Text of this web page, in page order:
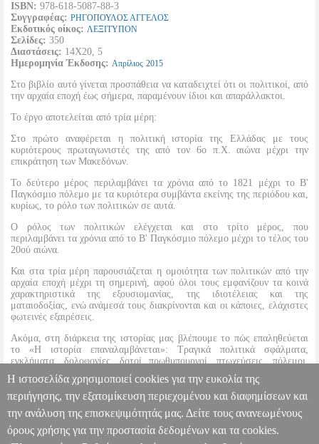
ISBN: 978-618-5087-88-3
Συγγραφέας: ΡΗΓΟΠΟΥΛΟΣ ΑΓΓΕΛΟΣ
Εκδοτικός οίκος: ΛΕΞΙΤΥΠΟΝ
Σελίδες: 350
Διαστάσεις: 14Χ20, 5
Ημερομηνία Έκδοσης: Απρίλιος 2015
Στο βιβλίο αυτό γίνεται προσπάθεια να καταδειχτεί ότι οι πολιτικοί, από
την αρχαία εποχή έως σήμερα, παραμένουν ίδιοι και απαράλλακτοι.
Το έργο αποτελείται από τρία μέρη:
Στο πρώτο αναφέρεται η πολιτική ιστορία της Ελλάδας με τους
κυριότερους πρωταγωνιστές της από τον 6ο π.Χ. αιώνα μέχρι την
επικράτηση των Μακεδόνων.
Το δεύτερο μέρος περιλαμβάνει τα χρόνια από το 1821 μέχρι το Β'
Παγκόσμιο πόλεμο με τα κυριότερα συμβάντα εκείνης της περιόδου και,
κυρίως, το ρόλο των πολιτικών σε αυτά.
Ο ρόλος των πολιτικών ελέγχεται και στο τρίτο μέρος, που
περιλαμβάνει τα χρόνια από τo Β' Παγκόσμιο πόλεμο μέχρι το τέλος του
20ού αιώνα.
Και στα τρία μέρη παρουσιάζεται η ομοιότητα των πολιτικών από την
αρχαία εποχή μέχρι τη σημερινή, αφού όλοι τους εμφανίζουν τα κοινά
χαρακτηριστικά της εξουσιομανίας, της ιδιοτέλειας και της
ματαιοδοξίας, ενώ ανάμεσά τους διακρίνονται και οι κάποιες, ελάχιστες
φωτεινές εξαιρέσεις.
Ακόμα, στη διάρκεια της ιστορίας μας βλέπουμε το πώς επαληθεύεται
το «Η ιστορία επαναλαμβάνεται»: Τραγικά πολιτικά σφάλματα,
εγκλήματα, δολοφονίες, δοτοί πρωθυπουργοί, πτωχεύσεις, πόλεμοι,
νοθευμένα εκλογικά αποτελέσματα, εκπατρισμοί, εκτελέσεις πολιτικών
αντιπάλων...
Η ΧΑΜΕΝΗ ΑΘΩΟΤΗΤΑ ΜΙΑΣ ΠΟΡΝΗΣ BKS.0958354
BKS.0958354 ΡΗΓΟΠΟΥΛΟΣ ΑΓΓΕΛΟΣ ΡΗΓΟΠΟΥΛΟΣ
Η ιστοσελίδα χρησιμοποιεί cookies για την ευκολία της
περιήγησης, την εξατομίκευση περιεχομένου και διαφημίσεων και
την ανάλυση της επισκεψιμότητάς μας. Δείτε τους ανανεωμένους
όρους χρήσης για την προστασία δεδομένων και τα cookies.